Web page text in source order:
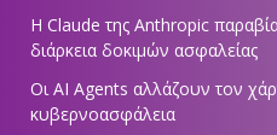
Η Claude της Anthropic
διάρκεια δοκιμών ασφαλείας
Οι AI Agents αλλάζουν τον
κυβερνοασφάλεια